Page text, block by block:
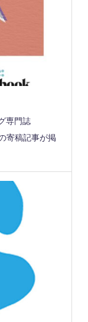
専門誌
寄稿記事が掲